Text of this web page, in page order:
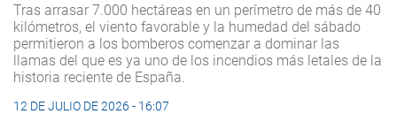
Tras arrasar 7.000 hectáreas en un perímetro de más de 40
kilómetros, el viento favorable y la humedad del sábado
permitieron a los bomberos comenzar a dominar las
llamas del que es ya uno de los incendios más letales de la
historia reciente de España.
12 DE JULIO DE 2026 - 16:07